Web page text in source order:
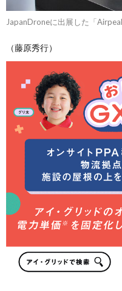
JapanDroneに出展した「
（藤原秀行）